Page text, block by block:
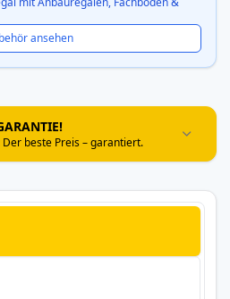
ansehen
Der beste Preis – garantiert.